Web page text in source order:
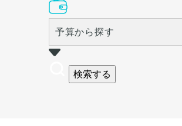
予算から探す
検索する